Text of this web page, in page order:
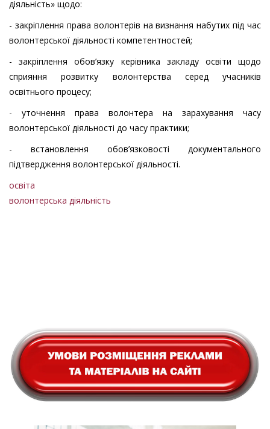
діяльність» щодо:
- закріплення права волонтерів на визнання набутих під час
волонтерської діяльності компетентностей;
- закріплення обов’язку керівника закладу освіти щодо
сприяння розвитку волонтерства серед учасників
освітнього процесу;
- уточнення права волонтера на зарахування часу
волонтерської діяльності до часу практики;
- встановлення обов’язковості документального
підтвердження волонтерської діяльності.
освіта
волонтерська діяльність